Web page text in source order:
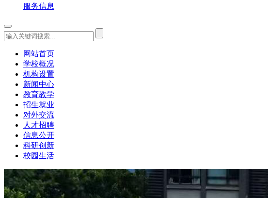
服务信息
网站首页
学校概况
机构设置
新闻中心
教育教学
招生就业
对外交流
人才招聘
信息公开
科研创新
校园生活